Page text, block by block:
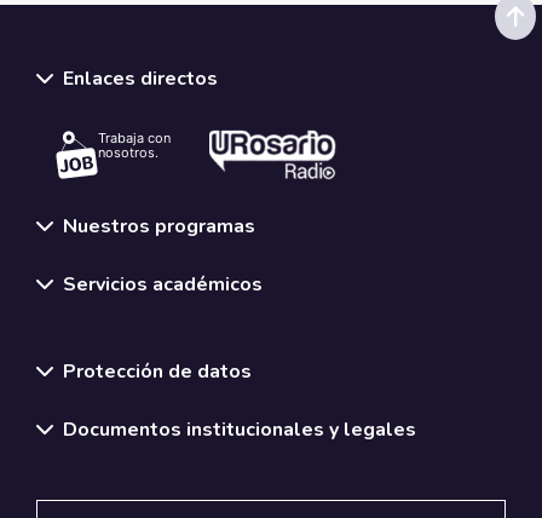
Enlaces directos
Trabaja con
nosotros.
Nuestros programas
Servicios académicos
Protección de datos
Documentos institucionales y legales